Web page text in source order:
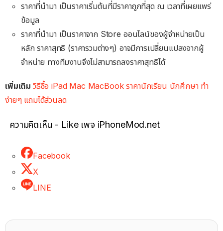
ราคาที่นำมา เป็นราคาเริ่มต้นที่มีราคาถูกที่สุด ณ เวลาที่เผยแพร่
ข้อมูล
ราคาที่นำมา เป็นราคาจาก Store ออนไลน์ของผู้จำหน่ายเป็น
หลัก ราคาสุทธิ (ราคารวมต่างๆ) อาจมีการเปลี่ยนแปลงจากผู้
จำหน่าย ทางทีมงานจึงไม่สามารถลงราคาสุทธิได้
เพิ่มเติม วิธีซื้อ iPad Mac MacBook ราคานักเรียน นักศึกษา ทำ
ง่ายๆ แถมได้ส่วนลด
ความคิดเห็น - Like เพจ iPhoneMod.net
Facebook
X
LINE